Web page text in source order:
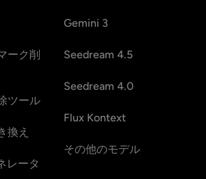
ーク削
ツール
換え
レータ
Gemini 3
Seedream 4.5
Seedream 4.0
Flux Kontext
その他のモデル